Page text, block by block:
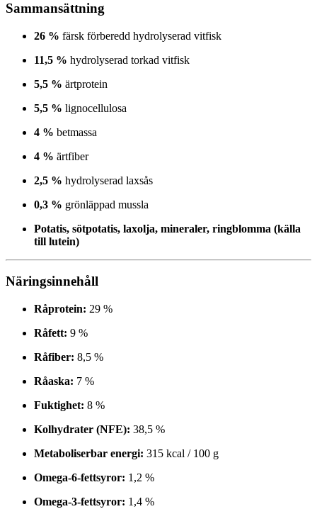
Sammansättning
26 % färsk förberedd hydrolyserad vitfisk
11,5 % hydrolyserad torkad vitfisk
5,5 % ärtprotein
5,5 % lignocellulosa
4 % betmassa
4 % ärtfiber
2,5 % hydrolyserad laxsås
0,3 % grönläppad mussla
Potatis, sötpotatis, laxolja, mineraler, ringblomma (källa
till lutein)
Näringsinnehåll
Råprotein: 29 %
Råfett: 9 %
Råfiber: 8,5 %
Råaska: 7 %
Fuktighet: 8 %
Kolhydrater (NFE): 38,5 %
Metaboliserbar energi: 315 kcal / 100 g
Omega-6-fettsyror: 1,2 %
Omega-3-fettsyror: 1,4 %